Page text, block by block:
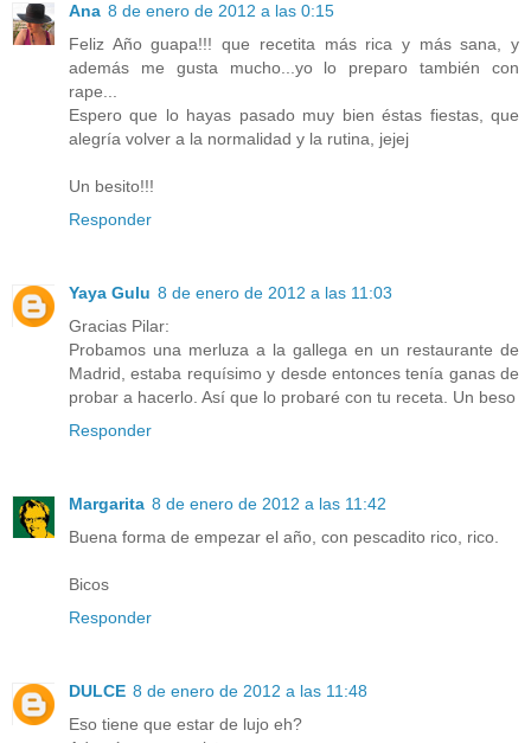
Ana 8 de enero de 2012 a las 0:15
Feliz Año guapa!!! que recetita más rica y más sana, y
además me gusta mucho...yo lo preparo también con
rape...
Espero que lo hayas pasado muy bien éstas fiestas, que
alegría volver a la normalidad y la rutina, jejej
Un besito!!!
Responder
Yaya Gulu 8 de enero de 2012 a las 11:03
Gracias Pilar:
Probamos una merluza a la gallega en un restaurante de
Madrid, estaba requísimo y desde entonces tenía ganas de
probar a hacerlo. Así que lo probaré con tu receta. Un beso
Responder
Margarita 8 de enero de 2012 a las 11:42
Buena forma de empezar el año, con pescadito rico, rico.
Bicos
Responder
DULCE 8 de enero de 2012 a las 11:48
Eso tiene que estar de lujo eh?